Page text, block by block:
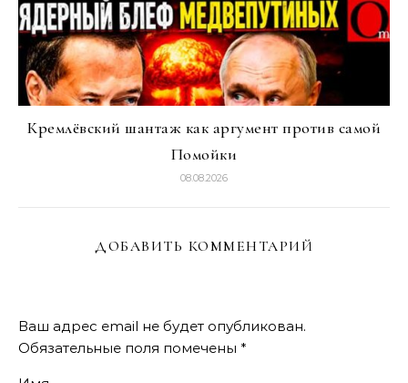
Кремлёвский шантаж как аргумент против самой
Помойки
08.08.2026
ДОБАВИТЬ КОММЕНТАРИЙ
Ваш адрес email не будет опубликован.
Обязательные поля помечены *